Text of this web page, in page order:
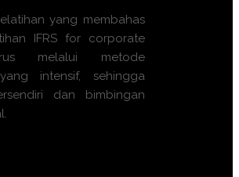
yang membahas
IFRS for corporate
melalui metode
intensif, sehingga
dan bimbingan